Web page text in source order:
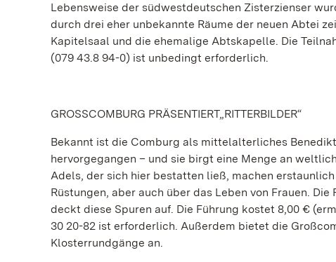
Lebensweise der südwestdeutschen Zisterzienser
durch drei eher unbekannte Räume der neuen Abtei
Kapitelsaal und die ehemalige Abtskapelle. Die
(079 43.8 94-0) ist unbedingt erforderlich.
GROSSCOMBURG PRÄSENTIERT„RITTERBILDER“
Bekannt ist die Comburg als mittelalterliches
hervorgegangen – und sie birgt eine Menge an
Adels, der sich hier bestatten ließ, machen
Rüstungen, aber auch über das Leben von Frauen.
deckt diese Spuren auf. Die Führung kostet 8,00 €
30 20-82 ist erforderlich. Außerdem bietet die
Klosterrundgänge an.